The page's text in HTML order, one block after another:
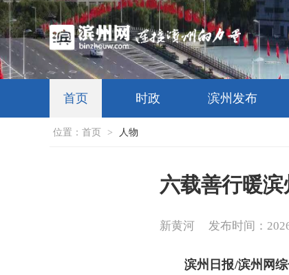
首页 时政 滨州发布
位置： 首页 > 人物
六载善行暖
新黄河 发布时间：
滨州日报/滨州网